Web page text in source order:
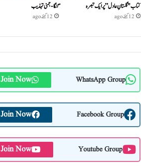
کتاب "گلستانِ عادل” پر ایک تبصرہ
12 گھنٹے ago
گنگا-جمنی تہذیب
12 گھنٹے ago
WhatsApp Group
Join Now
Facebook Group
Join Now
Youtube Group
Join Now